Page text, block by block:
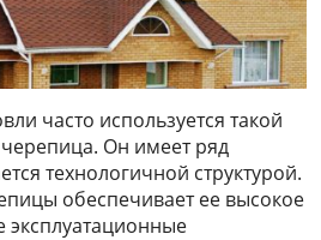
часто используется такой
Он имеет ряд
технологичной структурой.
обеспечивает ее высокое
эксплуатационные